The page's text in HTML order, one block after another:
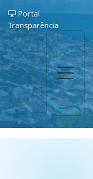
Portal
Transparência